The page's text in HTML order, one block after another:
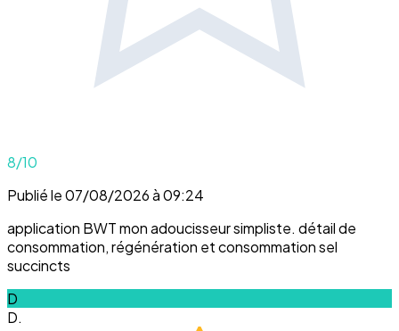
8/10
Publié le 07/08/2026 à 09:24
application BWT mon adoucisseur simpliste. détail de
consommation, régénération et consommation sel
succincts
D
D.